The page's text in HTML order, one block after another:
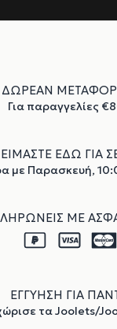
ΔΩΡΕΑΝ
Για παραγγελίες
ΕΙΜΑΣΤΕ ΕΔΩ ΓΙΑ
με Παρασκευή,
ΜΕ
ΕΓΓΥΗΣΗ ΓΙΑ
τα Joolets/